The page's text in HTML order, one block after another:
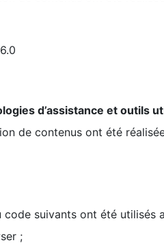
d’assistance et outils
de contenus ont été
suivants ont été utilisés
;